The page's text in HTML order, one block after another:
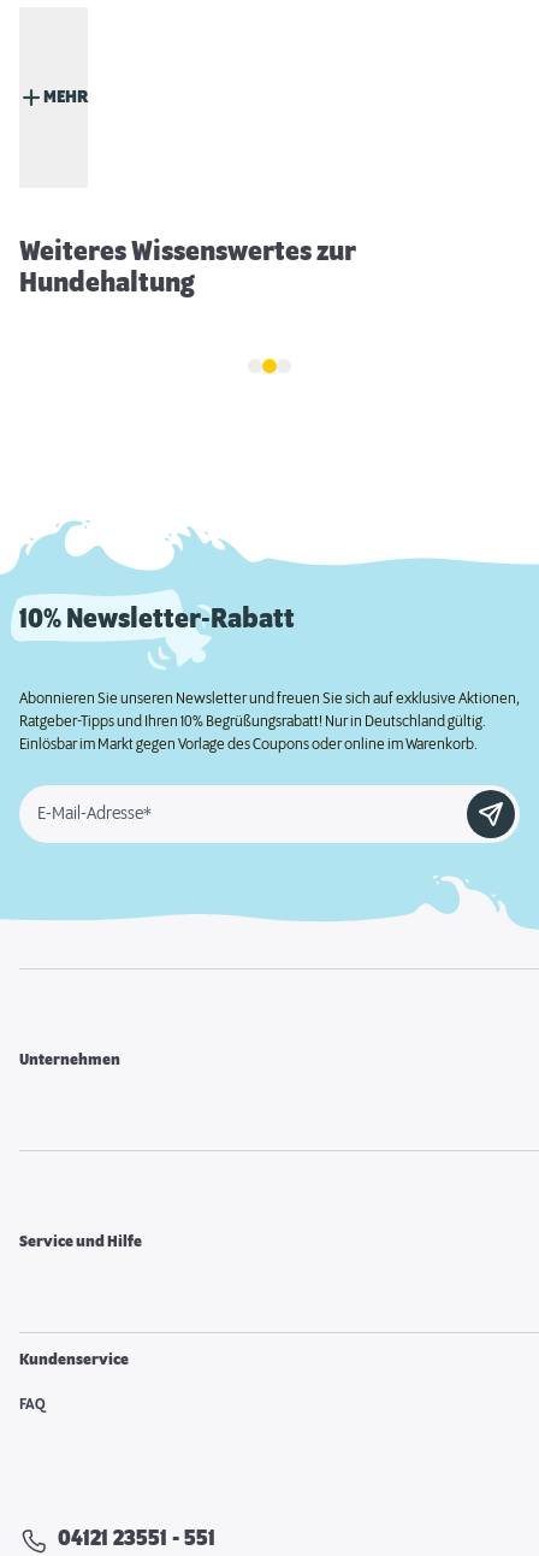
MEHR
Weiteres Wissenswertes zur
Hundehaltung
10% Newsletter-Rabatt
Abonnieren Sie unseren Newsletter und freuen Sie sich auf exklusive Aktionen,
Ratgeber-Tipps und Ihren 10% Begrüßungsrabatt! Nur in Deutschland gültig.
Einlösbar im Markt gegen Vorlage des Coupons oder online im Warenkorb.
E-Mail-Adresse*
Unternehmen
Service und Hilfe
Kundenservice
FAQ
04121 23551 - 551